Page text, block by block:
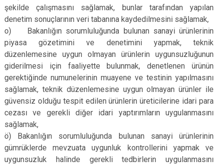
şekilde çalışmasını sağlamak, bunlar tarafından yapılan
denetim sonuçlarının veri tabanına kaydedilmesini sağlamak,
o) Bakanlığın sorumluluğunda bulunan sanayi ürünlerinin
piyasa gözetimini ve denetimini yapmak, teknik
düzenlemesine uygun olmayan ürünlerin uygunsuzluğunun
giderilmesi için faaliyette bulunmak, denetlenen ürünün
gerektiğinde numunelerinin muayene ve testinin yapılmasını
sağlamak, teknik düzenlemesine uygun olmayan ürünler ile
güvensiz olduğu tespit edilen ürünlerin üreticilerine idari para
cezası ve gerekli diğer idari yaptırımların uygulanmasını
sağlamak,
ö) Bakanlığın sorumluluğunda bulunan sanayi ürünlerinin
gümrüklerde mevzuata uygunluk kontrollerini yapmak ve
uygunsuzluk halinde gerekli tedbirlerin uygulanmasını